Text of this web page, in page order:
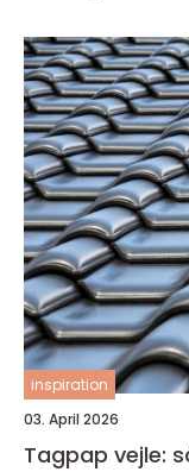
inspiration
03. April 2026
Tagpap vejle: